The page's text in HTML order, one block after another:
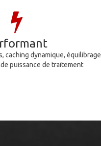
caching dynamique, équilibrage
puissance de traitement